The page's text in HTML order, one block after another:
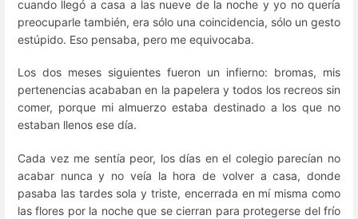
cuando llegó a casa a las nueve de la noche y yo no quería
preocuparle también, era sólo una coincidencia, sólo un gesto
estúpido. Eso pensaba, pero me equivocaba.
Los dos meses siguientes fueron un infierno: bromas, mis
pertenencias acababan en la papelera y todos los recreos sin
comer, porque mi almuerzo estaba destinado a los que no
estaban llenos ese día.
Cada vez me sentía peor, los días en el colegio parecían no
acabar nunca y no veía la hora de volver a casa, donde
pasaba las tardes sola y triste, encerrada en mí misma como
las flores por la noche que se cierran para protegerse del frío